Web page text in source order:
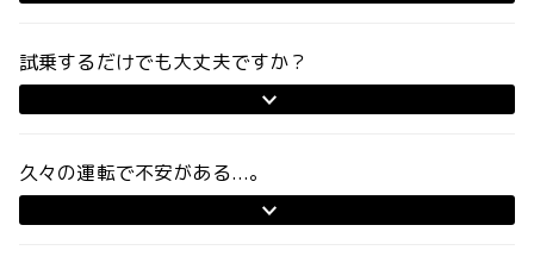
試乗するだけでも大丈夫ですか？
久々の運転で不安がある...。